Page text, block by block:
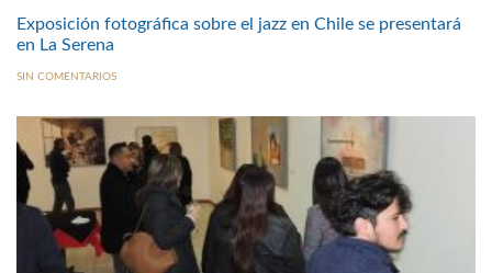
Exposición fotográfica sobre el jazz en Chile se presentará
en La Serena
SIN COMENTARIOS